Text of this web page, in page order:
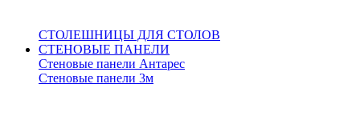
СТОЛЕШНИЦЫ ДЛЯ СТОЛОВ
СТЕНОВЫЕ ПАНЕЛИ
Стеновые панели Антарес
Стеновые панели 3м